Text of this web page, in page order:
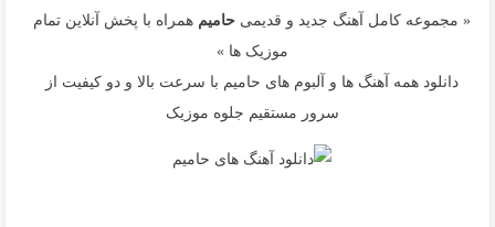
« مجموعه کامل آهنگ جدید و قدیمی حامیم همراه با پخش آنلاین تمام
موزیک ها »
دانلود همه آهنگ ها و آلبوم های حامیم با سرعت بالا و دو کیفیت از
سرور مستقیم جلوه موزیک